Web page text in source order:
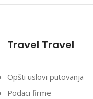
Travel Travel
Opšti uslovi putovanja
Podaci firme